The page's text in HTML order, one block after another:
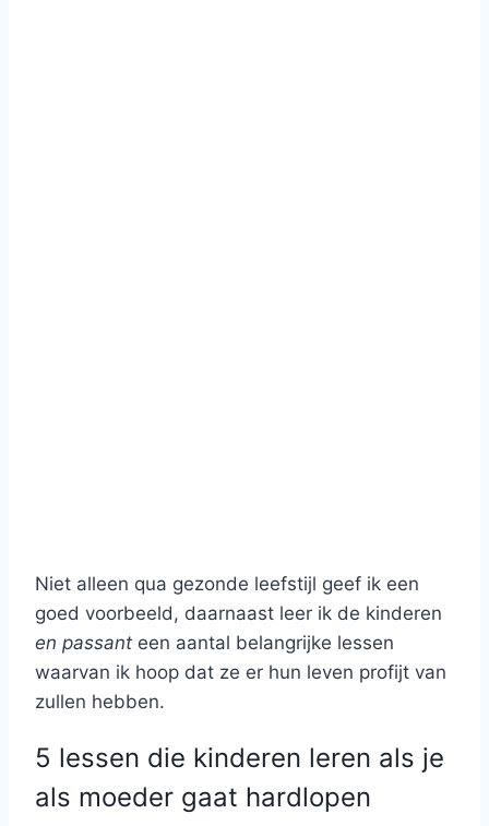
Niet alleen qua gezonde leefstijl geef ik een
goed voorbeeld, daarnaast leer ik de kinderen
en passant een aantal belangrijke lessen
waarvan ik hoop dat ze er hun leven profijt van
zullen hebben.
5 lessen die kinderen leren als je
als moeder gaat hardlopen